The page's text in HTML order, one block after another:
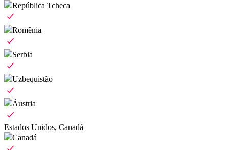
República Tcheca
Romênia
Serbia
Uzbequistão
Áustria
Estados Unidos, Canadá
Canadá